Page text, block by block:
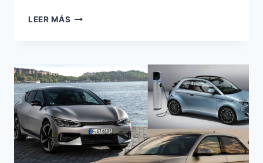
LEER MÁS FORD
PARA
FABRICAR
EN
VALENCIA
DESDE
2028